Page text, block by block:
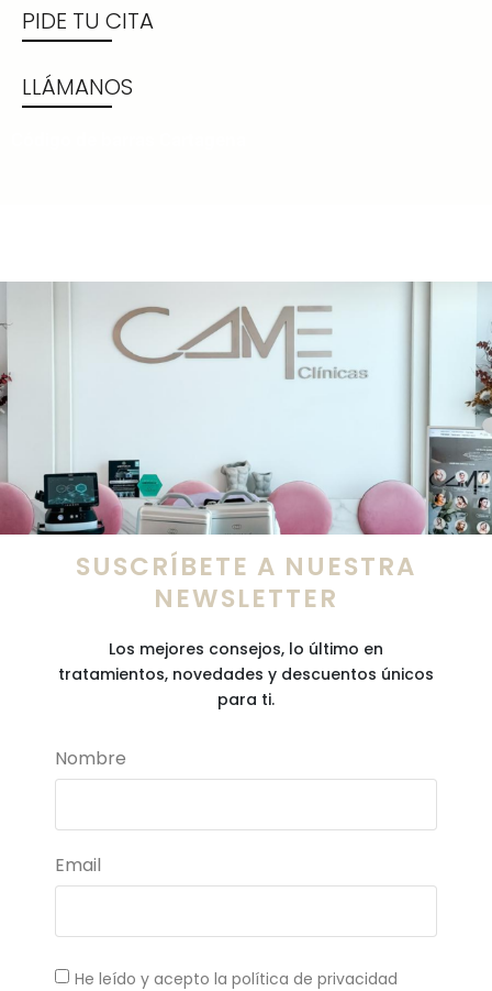
PIDE TU CITA
LLÁMANOS
SUSCRÍBETE A NUESTRA
NEWSLETTER
Los mejores consejos, lo último en
tratamientos, novedades y descuentos únicos
para ti.
Nombre
Email
He leído y acepto la política de privacidad